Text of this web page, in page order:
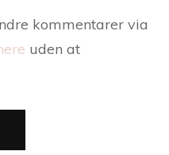
kommentarer via
uden at